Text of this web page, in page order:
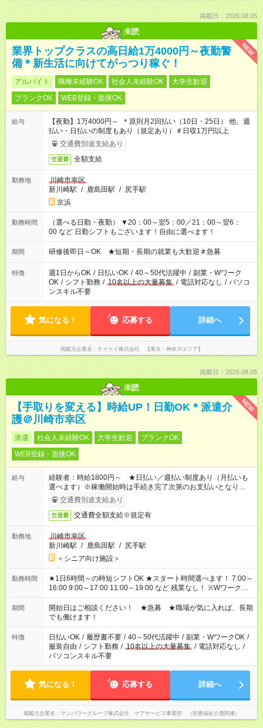
掲載日：2026.08.05
未読
NEW
業界トップクラスの高日給1万4000円～夜勤警
備＊新生活に向けてがっつり稼ぐ！
アルバイト 職種未経験OK 社会人未経験OK
大学生歓迎
ブランクOK
WEB登録・面接OK
給与
【夜勤】1万4000円～ ＊原則月2回払い（10日・25日） 他、週
払い・日払いの制度もあり（規定あり）＃日収1万円以上
交通費別途支給あり
交通費 全額支給
勤務地
川崎市幸区
新川崎駅 / 鹿島田駅 / 尻手駅
京浜
勤務時間
（選べる日勤・夜勤） ▼20：00～翌5：00／21：00～翌6：
00 など 日勤シフトもございます！自由に選べます！
期間 研修後即日～OK ★短期・長期の就業も大歓迎＃急募
特徴 週1日からOK / 日払いOK / 40～50代活躍中 / 副業・Wワーク
OK / シフト勤務 / 10名以上の大量募集 / 電話対応なし / パソコ
ンスキル不要
気になる！ 応募する 詳細へ
掲載元企業名 テイケイ株式会社 【東京・神奈川エリア】
掲載日：2026.08.05
未読
NEW
【手取りを変える】時給UP！日勤OK＊派遣介
護＠川崎市幸区
派遣 社会人未経験OK 大学生歓迎
ブランクOK
WEB登録・面接OK
給与
経験者：時給1800円～ ★日払い／週払い制度あり（月払いも
選べます）※稼働開始時は手続き完了次第のお支払いとなりま
す。交通費別途支給あり
交通費 交通費全額支給※規定有
勤務地
川崎市幸区
新川崎駅 / 鹿島田駅 / 尻手駅
＜シニア向け施設＞
勤務時間
★1日6時間～の時短シフトOK ★スタート時間選べます！ 7:00～
16:00 9:00～17:00 11:00～19:00 など 残業なし！ ※Wワークの
場合、他のお仕事と合わせ週40時間超の就業はご案内できませ
ん ※法令に基づき、週20時間以上勤務は社会保険への加入対象
となります ※労働者派遣法（日雇い派遣の原則禁止）により、
短時間・短期間の就業はご案内が難しい場合があります
期間
開始日はご相談ください！ ★急募 ★職場が気に入れば、長期
でも働けます！
特徴 日払いOK / 履歴書不要 / 40～50代活躍中 / 副業・WワークOK /
服装自由 / シフト勤務 / 10名以上の大量募集 / 電話対応なし /
パソコンスキル不要
気になる！ 応募する 詳細へ
掲載元企業名 マンパワーグループ株式会社 ケアサービス事業部 （医療福祉介護関連）